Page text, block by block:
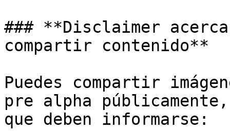
### **Disclaimer
compartir contenido**
Puedes compartir
pre alpha
que deben informarse: